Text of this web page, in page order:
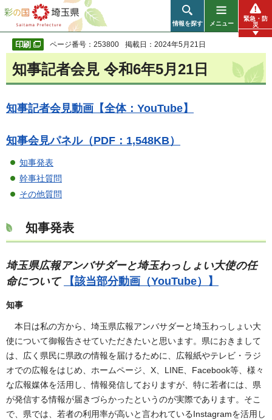
彩の国 埼玉県
情報を探す メニュー
緊急・防
災
ページ番号：253800 掲載日：2024年5月21日
知事記者会見 令和6年5月21日
知事記者会見動画【全体：YouTube】
知事会見パネル（PDF：1,548KB）
知事発表
幹事社質問
その他質問
知事発表
埼玉県広報アンバサダーと埼玉わっしょい大使の任
命について
【該当部分動画（YouTube）】
知事
本日は私の方から、埼玉県広報アンバサダーと埼玉わっしょい大
使について御報告させていただきたいと思います。県におきまして
は、広く県民に県政の情報を届けるために、広報紙やテレビ・ラジ
オでの広報をはじめ、ホームページ、X、LINE、Facebook等、様々
な広報媒体を活用し、情報発信しておりますが、特に若者には、県
が発信する情報が届きづらかったというのが実際であります。そこ
で、県では、若者の利用率が高いと言われているInstagramを活用し